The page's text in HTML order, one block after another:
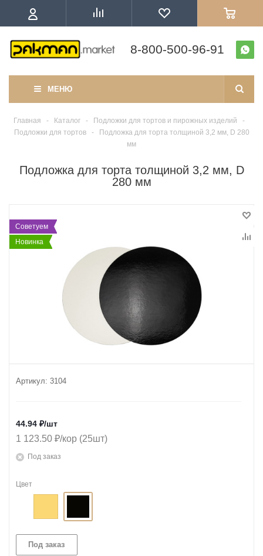
8-800-500-96-91
МЕНЮ
Главная - Каталог - Подложки для тортов и пирожных изделий
-
Подложки для тортов
-
Подложка для торта толщиной 3,2 мм, D 280
мм
Подложка для торта толщиной 3,2 мм, D
280 мм
Советуем
Новинка
Артикул: 3104
44.94 ₽/шт
1 123.50 ₽/кор (25шт)
Под заказ
Цвет
Под заказ